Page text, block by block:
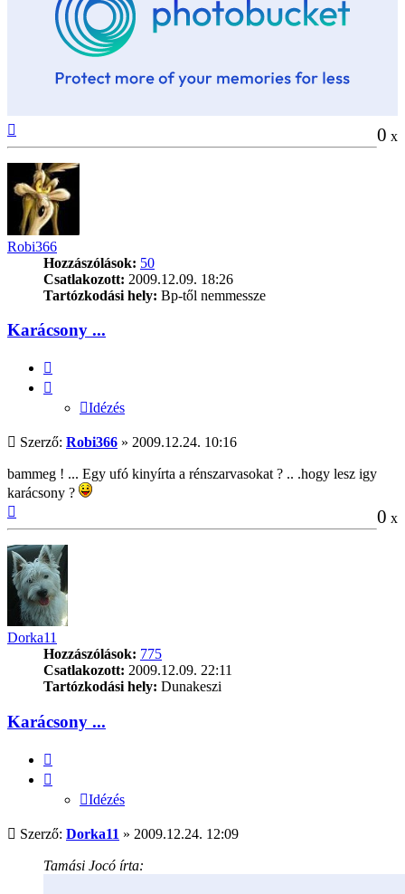
0 x
Robi366
Hozzászólások: 50
Csatlakozott: 2009.12.09. 18:26
Tartózkodási hely: Bp-től nemmessze
Karácsony ...
Idézés
Hozzászólás
Szerző: Robi366 » 2009.12.24. 10:16
bammeg ! ... Egy ufó kinyírta a rénszarvasokat ? .. .hogy lesz igy
karácsony ?
0 x
Dorka11
Hozzászólások: 775
Csatlakozott: 2009.12.09. 22:11
Tartózkodási hely: Dunakeszi
Karácsony ...
Idézés
Hozzászólás
Szerző: Dorka11 » 2009.12.24. 12:09
Tamási Jocó írta: